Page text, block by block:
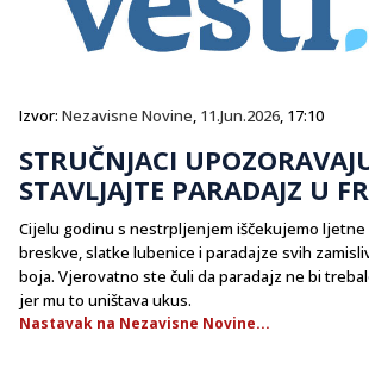
Izvor: Nezavisne Novine, 11.Jun.2026, 17:10
STRUČNJACI
STAVLJAJTE PARADAJZ U
Cijelu godinu s nestrpljenjem iščekujemo ljetne
breskve, slatke lubenice i paradajze svih
boja. Vjerovatno ste čuli da paradajz ne bi
jer mu to uništava ukus.
Nastavak na Nezavisne Novine...